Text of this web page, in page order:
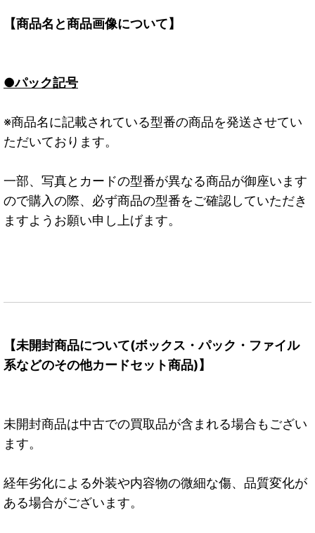
【商品名と商品画像について】
●パック記号
※商品名に記載されている型番の商品を発送させてい
ただいております。
一部、写真とカードの型番が異なる商品が御座います
ので購入の際、必ず商品の型番をご確認していただき
ますようお願い申し上げます。
【未開封商品について(ボックス・パック・ファイル
系などのその他カードセット商品)】
未開封商品は中古での買取品が含まれる場合もござい
ます。
経年劣化による外装や内容物の微細な傷、品質変化が
ある場合がございます。